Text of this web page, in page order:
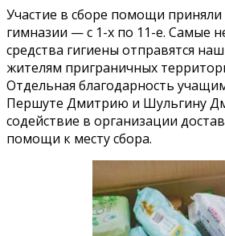
Участие в сборе помощи приняли
гимназии — с 1-х по 11-е. Самые
средства гигиены отправятся
жителям приграничных
Отдельная благодарность
Першуте Дмитрию и Шульгину
содействие в организации
помощи к месту сбора.